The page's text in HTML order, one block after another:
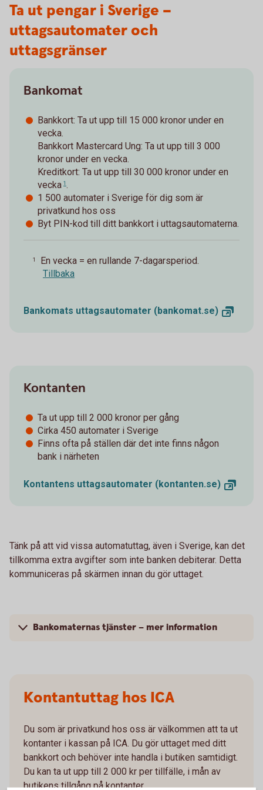
Ta ut pengar i Sverige –
uttagsautomater och
uttagsgränser
Bankomat
Bankkort: Ta ut upp till 15 000 kronor under en
vecka.
Bankkort Mastercard Ung: Ta ut upp till 3 000
kronor under en vecka.
Kreditkort: Ta ut upp till 30 000 kronor under en
vecka 1.
1 500 automater i Sverige för dig som är
privatkund hos oss
Byt PIN-kod till ditt bankkort i uttagsautomaterna.
1
En vecka = en rullande 7-dagarsperiod.
Tillbaka
Bankomats uttagsautomater (bankomat.se)
Kontanten
Ta ut upp till 2 000 kronor per gång
Cirka 450 automater i Sverige
Finns ofta på ställen där det inte finns någon
bank i närheten
Kontantens uttagsautomater (kontanten.se)
Tänk på att vid vissa automatuttag, även i Sverige, kan det
tillkomma extra avgifter som inte banken debiterar. Detta
kommuniceras på skärmen innan du gör uttaget.
Bankomaternas tjänster – mer information
Kontantuttag hos ICA
Du som är privatkund hos oss är välkommen att ta ut
kontanter i kassan på ICA. Du gör uttaget med ditt
bankkort och behöver inte handla i butiken samtidigt.
Du kan ta ut upp till 2 000 kr per tillfälle, i mån av
butikens tillgång på kontanter.